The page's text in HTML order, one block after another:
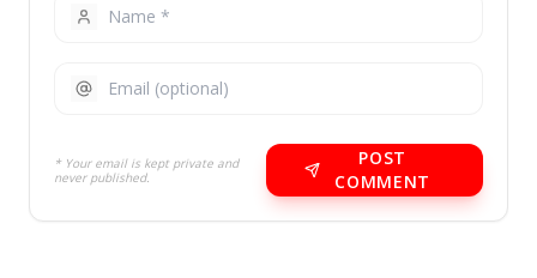
* Your email is kept private and
never published.
POST
COMMENT